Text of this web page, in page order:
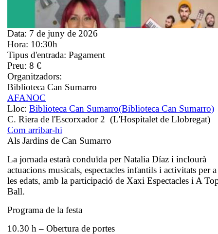
Data: 7 de juny de 2026
Hora: 10:30h
Tipus d'entrada: Pagament
Preu: 8 €
Organitzadors:
Biblioteca Can Sumarro
AFANOC
Lloc: Biblioteca Can Sumarro(Biblioteca Can Sumarro)
C. Riera de l'Escorxador 2 (L'Hospitalet de Llobregat)
Com arribar-hi
Als Jardins de Can Sumarro
La jornada estarà conduïda per Natalia Díaz i inclourà
actuacions musicals, espectacles infantils i activitats per
les edats, amb la participació de Xaxi Espectacles i A
Ball.
Programa de la festa
10.30 h – Obertura de portes